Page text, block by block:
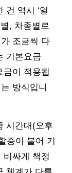
건 역시 ‘얼
, 차종별로
조금씩 다
기본요금
금이 적용됩
방식입니
시간대(오후
증이 붙어 기
비싸게 책정